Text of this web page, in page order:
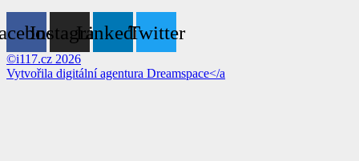
InstagramLinkedinTwitter
©i117.cz 2026
Vytvořila digitální agentura Dreamspace</a